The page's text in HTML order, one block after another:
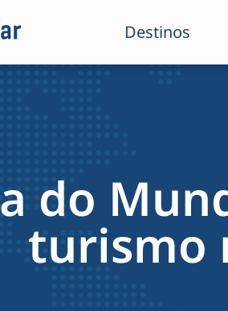
Destinos
do
turismo